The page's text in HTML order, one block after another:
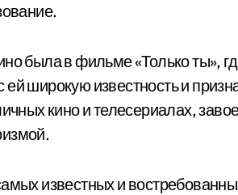
была в фильме «Только ты»,
широкую известность и
кино и телесериалах,
известных и